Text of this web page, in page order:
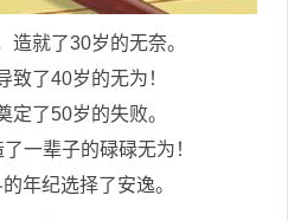
造就了30岁的无奈。
致了40岁的无为！
定了50岁的失败。
一辈子的碌碌无为！
年纪选择了安逸。